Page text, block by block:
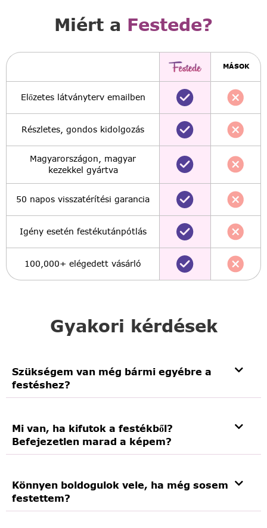
Gyakori kérdések
Szükségem van még bármi egyébre a
festéshez?
Mi van, ha kifutok a festékből?
Befejezetlen marad a képem?
Könnyen boldogulok vele, ha még sosem
festettem?
Miért a Festede?
MÁSOK
Előzetes látványterv emailben
Részletes, gondos kidolgozás
Magyarországon, magyar
kezekkel gyártva
50 napos visszatérítési garancia
Igény esetén festékutánpótlás
100,000+ elégedett vásárló